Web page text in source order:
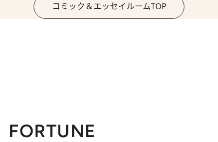
コミック＆エッセイルームTOP
FORTUNE